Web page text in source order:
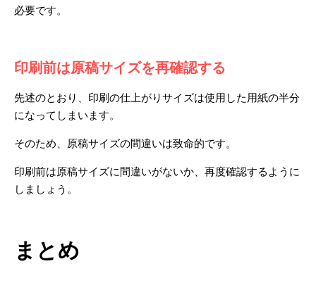
必要です。
印刷前は原稿サイズを再確認する
先述のとおり、印刷の仕上がりサイズは使用した用紙の半分
になってしまいます。
そのため、原稿サイズの間違いは致命的です。
印刷前は原稿サイズに間違いがないか、再度確認するように
しましょう。
まとめ